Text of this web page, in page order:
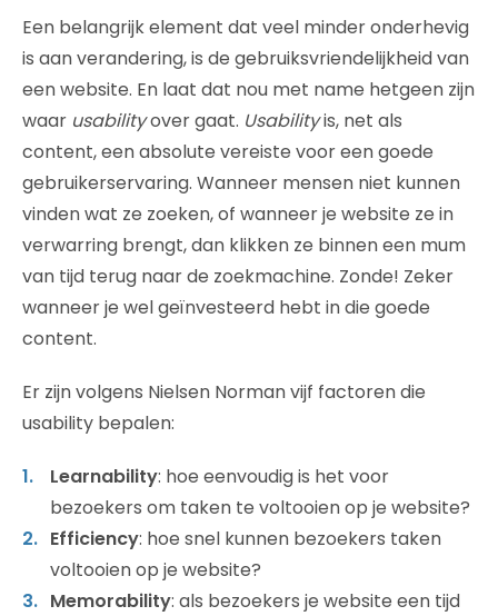
Een belangrijk element dat veel minder onderhevig
is aan verandering, is de gebruiksvriendelijkheid van
een website. En laat dat nou met name hetgeen zijn
waar usabilityover gaat. Usabilityis, net als
content, een absolute vereiste voor een goede
gebruikerservaring. Wanneer mensen niet kunnen
vinden wat ze zoeken, of wanneer je website ze in
verwarring brengt, dan klikken ze binnen een mum
van tijd terug naar de zoekmachine. Zonde! Zeker
wanneer je wel geïnvesteerd hebt in die goede
content.
Er zijn volgens Nielsen Norman vijf factoren die
usability bepalen:
Learnability: hoe eenvoudig is het voor
bezoekers om taken te voltooien op je website?
Efficiency: hoe snel kunnen bezoekers taken
voltooien op je website?
Memorability: als bezoekers je website een tijd